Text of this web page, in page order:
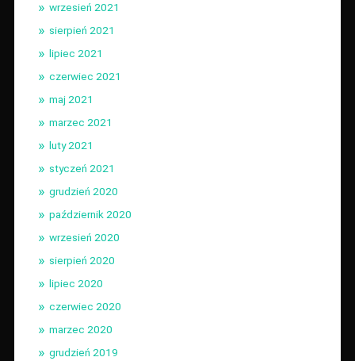
wrzesień 2021
sierpień 2021
lipiec 2021
czerwiec 2021
maj 2021
marzec 2021
luty 2021
styczeń 2021
grudzień 2020
październik 2020
wrzesień 2020
sierpień 2020
lipiec 2020
czerwiec 2020
marzec 2020
grudzień 2019